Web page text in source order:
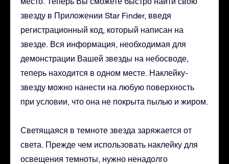
звезду в Приложении Star Finder, введя
регистрационный код, который написан на
звезде. Вся информация, необходимая для
демонстрации Вашей звезды на небосводе,
теперь находится в одном месте. Наклейку-
звезду можно нанести на любую поверхность
при условии, что она не покрыта пылью и жиром.
Светящаяся в темноте звезда заряжается от
света. Прежде чем использовать наклейку для
освещения темноты, нужно ненадолго